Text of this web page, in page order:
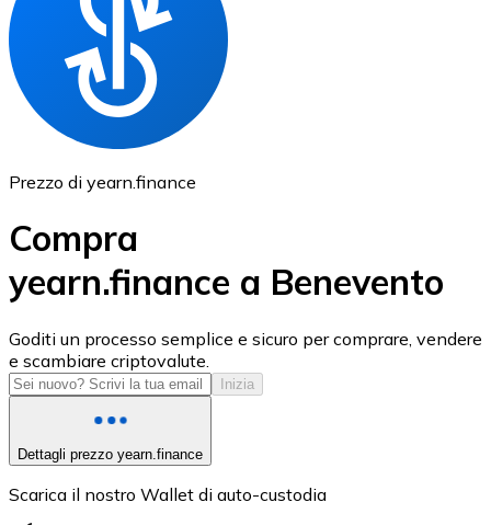
Ethereum
ETH
USD Coin
USDC
Prezzo di yearn.finance
Compra
yearn.finance a Benevento
Goditi un processo semplice e sicuro per comprare, vendere
e scambiare criptovalute.
Inizia
Dettagli prezzo yearn.finance
Scarica il nostro Wallet di auto-custodia